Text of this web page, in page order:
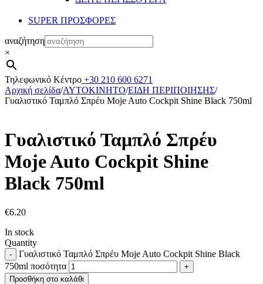
SUPER ΠΡΟΣΦΟΡΕΣ
αναζήτηση
×
Τηλεφωνικό Κέντρο +30 210 600 6271
Αρχική σελίδα/ΑΥΤΟΚΙΝΗΤΟ/ΕΙΔΗ ΠΕΡΙΠΟΙΗΣΗΣ/
Γυαλιστικό Ταμπλό Σπρέυ Moje Auto Cockpit Shine Black 750ml
Γυαλιστικό Ταμπλό Σπρέυ
Moje Auto Cockpit Shine
Black 750ml
€6.20
In stock
Quantity
Γυαλιστικό Ταμπλό Σπρέυ Moje Auto Cockpit Shine Black
750ml ποσότητα
Προσθήκη στο καλάθι